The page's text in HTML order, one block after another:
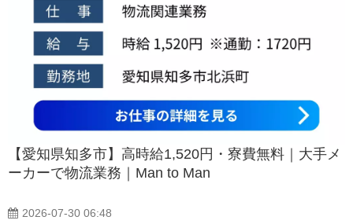
【愛知県知多市】高時給1,520円・寮費無料｜大手メ
ーカーで物流業務｜Man to Man
2026-07-30 06:48